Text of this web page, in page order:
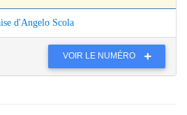
d'Angelo Scola
VOIR LE NUMÉRO